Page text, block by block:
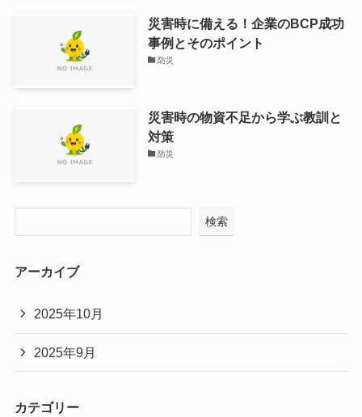
災害時に備える！企業のBCP成功
事例とそのポイント
防災
災害時の物資不足から学ぶ教訓と
対策
防災
検索
アーカイブ
2025年10月
2025年9月
カテゴリー